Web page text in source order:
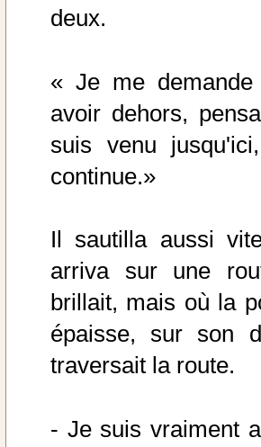
deux.
« Je me
avoir dehors,
suis venu
continue.»
Il sautilla aussi
arriva sur une
brillait, mais où la
épaisse, sur son
traversait la route.
- Je suis vraiment